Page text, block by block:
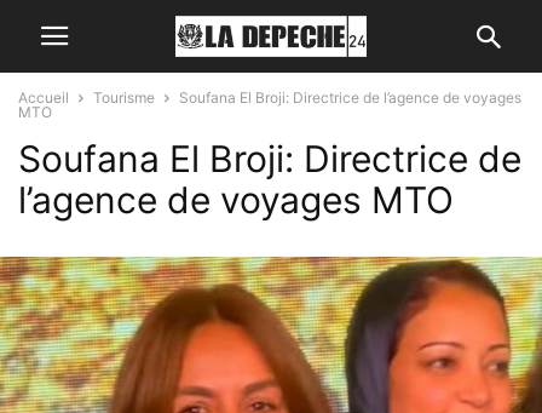
Accueil Tourisme
Soufana El Broji: Directrice de l’agence de voyages
MTO
Soufana El Broji: Directrice de
l’agence de voyages MTO